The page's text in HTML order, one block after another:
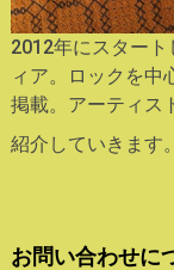
2012年にスター
ィア。ロックを中
掲載。アーティス
紹介していきます
お問い合わせに